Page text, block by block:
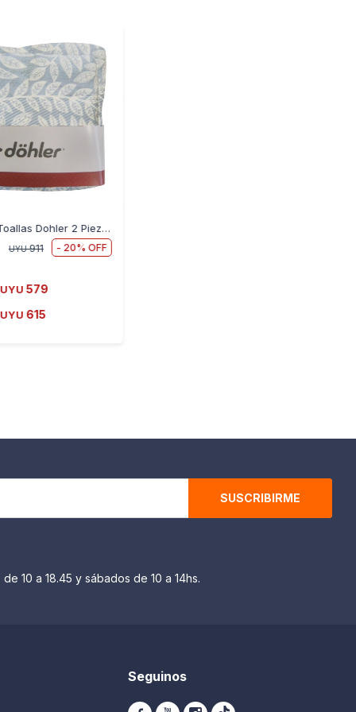
Juego de Toallas Dohler 2 Piezas Prisma Estampada Nature
UYU 911 20
UYU 579
UYU 615
SUSCRIBIRME
10 a 18.45 y sábados de 10 a 14hs.
Seguinos